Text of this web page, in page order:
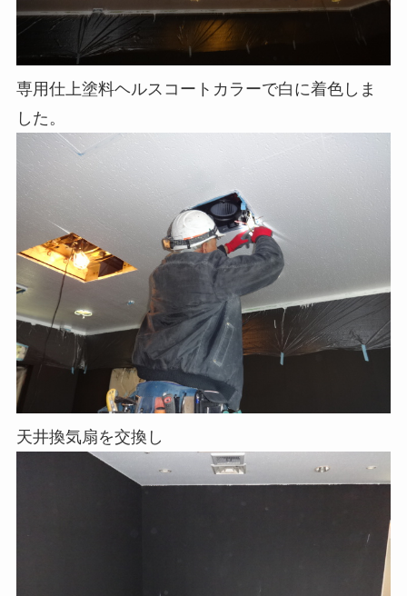
専用仕上塗料ヘルスコートカラーで白に着色しま
した。
天井換気扇を交換し